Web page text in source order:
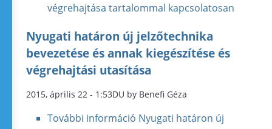
végrehajtása tartalommal kapcsolatosan
Nyugati határon új jelzőtechnika
bevezetése és annak kiegészítése és
végrehajtási utasítása
2015, április 22 - 1:53DU by Benefi Géza
További információ Nyugati határon új